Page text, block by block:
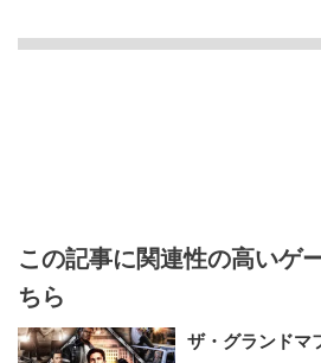
この記事に関連性の高いゲ
ちら
ザ・グランドマ